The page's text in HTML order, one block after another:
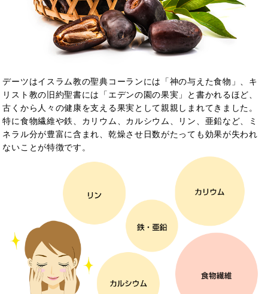
デーツはイスラム教の聖典コーランには「神の与えた食物」、キ
リスト教の旧約聖書には「エデンの園の果実」と書かれるほど、
古くから人々の健康を支える果実として親親しまれてきました。
特に食物繊維や鉄、カリウム、カルシウム、リン、亜鉛など、ミ
ネラル分が豊富に含まれ、乾燥させ日数がたっても効果が失われ
ないことが特徴です。